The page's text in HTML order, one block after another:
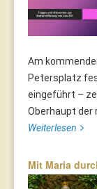
Am
Petersplatz
eingeführt –
Oberhaupt der
Weiterlesen
Mit Maria